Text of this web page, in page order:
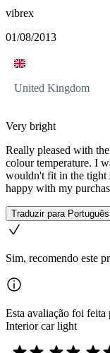
vibrex
01/08/2013
United Kingdom
Very bright
Really pleased with
colour temperature. I
wouldn't fit in the tight
happy with my
Traduzir para Português
Sim, recomendo este
Esta avaliação foi
Interior car light